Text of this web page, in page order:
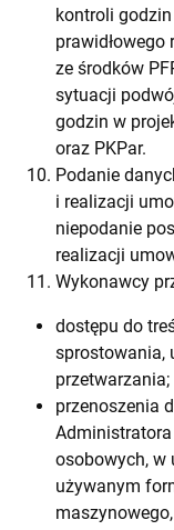
kontroli
ze środków
sytuacji
godzin w
oraz PKPar.
Podanie
i realizacji
niepodanie
realizacji
Wykonawcy
dostępu do
sprostowania,
przetwarzania;
przenoszenia
osobowych, w
używanym